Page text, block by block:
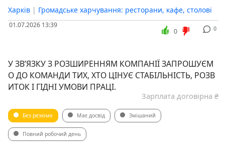
Харків | Громадське харчування: ресторани, кафе, столові
01.07.2026 13:39 0
0
У ЗВ’ЯЗКУ З РОЗШИРЕННЯМ КОМПАНІЇ ЗАПРОШУЄМ
О ДО КОМАНДИ ТИХ, ХТО ЦІНУЄ СТАБІЛЬНІСТЬ, РОЗВ
ИТОК І ГІДНІ УМОВИ ПРАЦІ.
Зарплата договірна ₴
Без резюме Має досвід Змішаний
Повний робочий день